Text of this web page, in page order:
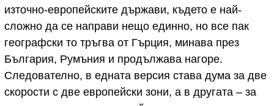
източно-европейските държави, където е най-
сложно да се направи нещо единно, но все пак
географски то тръгва от Гърция, минава през
България, Румъния и продължава нагоре.
Следователно, в едната версия става дума за две
скорости с две европейски зони, а в другата – за